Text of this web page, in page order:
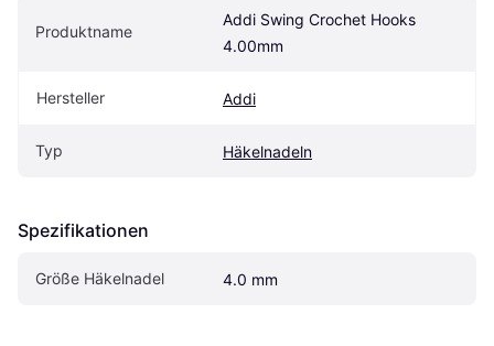
Produktname
Addi Swing Crochet Hooks
4.00mm
Hersteller Addi
Typ Häkelnadeln
Spezifikationen
Größe Häkelnadel 4.0 mm